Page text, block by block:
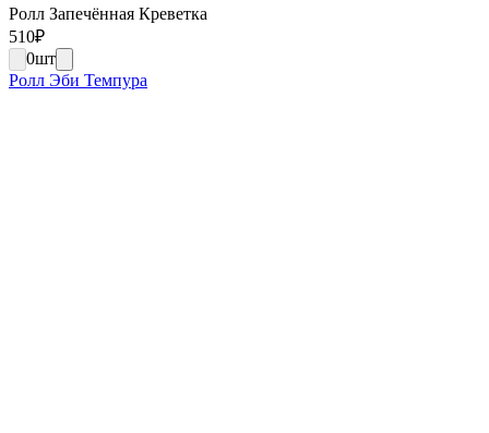
Ролл Запечённая Креветка
510₽
0шт
Ролл Эби Темпура